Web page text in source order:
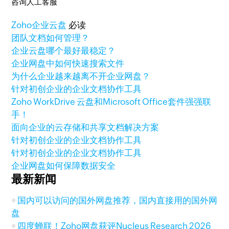
咨询人工客服
Zoho企业云盘 必读
团队文档如何管理？
企业云盘哪个最好最稳定？
企业网盘中如何快速搜索文件
为什么企业越来越离不开企业网盘？
针对初创企业的企业文档协作工具
Zoho WorkDrive 云盘和Microsoft Office套件强强联
手！
面向企业的云存储和共享文档解决方案
针对初创企业的企业文档协作工具
针对初创企业的企业文档协作工具
企业网盘如何保障数据安全
最新新闻
国内可以访问的国外网盘推荐，国内直接用的国外网
盘
四度蝉联！Zoho网盘获评Nucleus Research 2026